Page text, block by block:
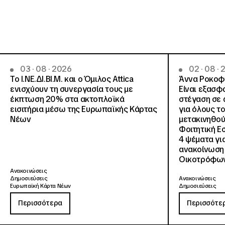
03 · 08 · 2026
Το Ι.ΝΕ.ΔΙ.ΒΙ.Μ. και o Όμιλος Attica
ενισχύουν τη συνεργασία τους με
έκπτωση 20% στα ακτοπλοϊκά
εισιτήρια μέσω της Ευρωπαϊκής Κάρτας
Νέων
Ανακοινώσεις
Δημοσιεύσεις
Ευρωπαϊκή Κάρτα Νέων
Περισσότερα
02 · 08 ·
Άννα
Είναι
στέγαση σε
για όλους
Φοιτητική
4 ψέματα
ανακοίνωση
Ανακοινώσεις
Δημοσιεύσεις